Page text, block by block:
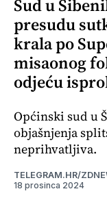
Sud u
presudu
krala po
misaonog
odjeću
Općinski sud u
objašnjenja
neprihvatljiva.
TELEGRAM.HR/
18 prosinca 2024